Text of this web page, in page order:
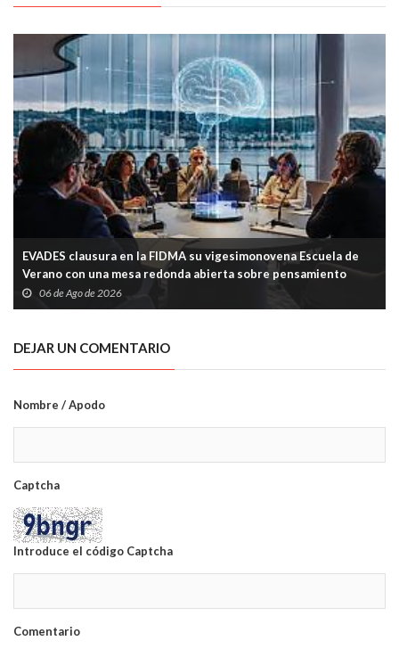
EVADES clausura en la FIDMA su vigesimonovena Escuela de
Verano con una mesa redonda abierta sobre pensamiento
crítico y tecnología
06 de Ago de 2026
DEJAR UN COMENTARIO
Nombre / Apodo
Captcha
Introduce el código Captcha
Comentario